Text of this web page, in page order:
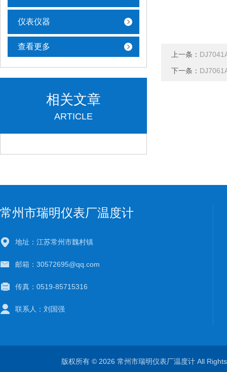
仪表仪器
查看更多
相关文章
ARTICLE
上一条：
下一条：
常州市瑞明仪表厂温度计
地址：江苏常州市魏村镇
邮箱：30572695@qq.com
传真：0519-85715316
联系人：刘国强
版权所有 © 2026 常州市瑞明仪表厂温度计 All